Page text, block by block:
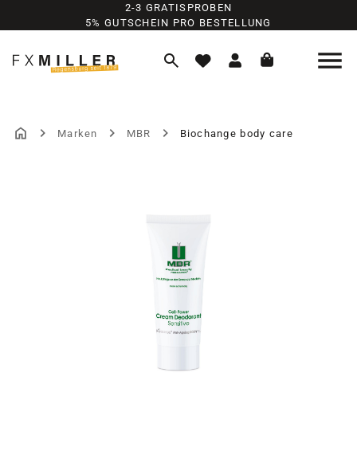
Zum Hauptinhalt springen
2-3 GRATISPROBEN
5% GUTSCHEIN PRO BESTELLUNG
Marken MBR Biochange body care